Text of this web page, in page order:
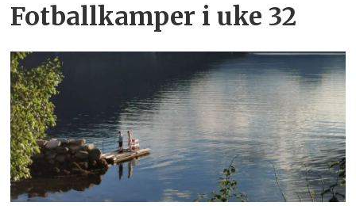
Fotballkamper i uke 32